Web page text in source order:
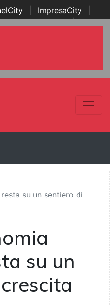
ImpresaCity
Channel Awards | Italian
su un sentiero di
su un